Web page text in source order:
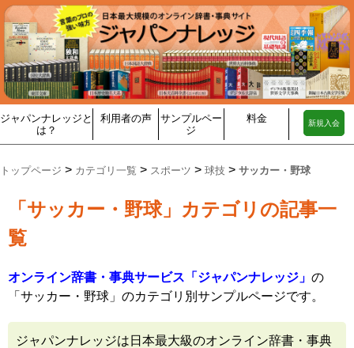
ジャパンナレッジと
は？
利用者の声
サンプルペー
ジ
料金 新規入会
トップページ > カテゴリ一覧 > スポーツ > 球技 > サッカー・野球
「サッカー・野球」カテゴリの記事一
覧
オンライン辞書・事典サービス「ジャパンナレッジ」 の
「サッカー・野球」のカテゴリ別サンプルページです。
ジャパンナレッジは日本最大級のオンライン辞書・事典